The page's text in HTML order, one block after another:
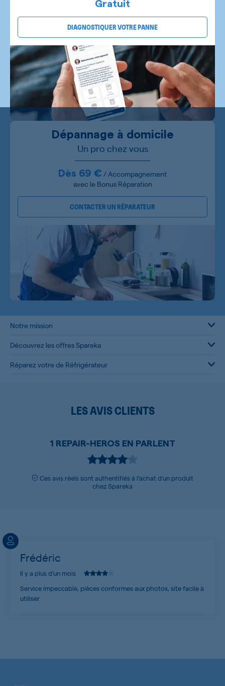
Gratuit
DIAGNOSTIQUER VOTRE PANNE
Dépannage à domicile
Un pro chez vous
Dès 69 € / Accompagnement
avec le Bonus Réparation
CONTACTER UN RÉPARATEUR
Notre mission
Découvrez les offres Spareka
Réparez votre de Réfrigérateur
LES AVIS CLIENTS
1 REPAIR-HEROS EN PARLENT
Ces avis réels sont authentifiés à l’achat d’un produit
chez Spareka
Frédéric
Il y a plus d’un mois
Service impeccable, pièces conformes aux photos, site facile à
utiliser.